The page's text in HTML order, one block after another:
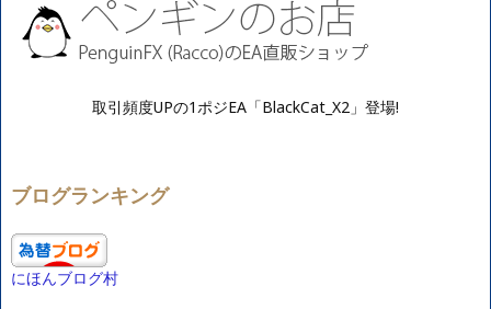
取引頻度UPの1ポジEA「BlackCat_X2」登場!
ブログランキング
にほんブログ村